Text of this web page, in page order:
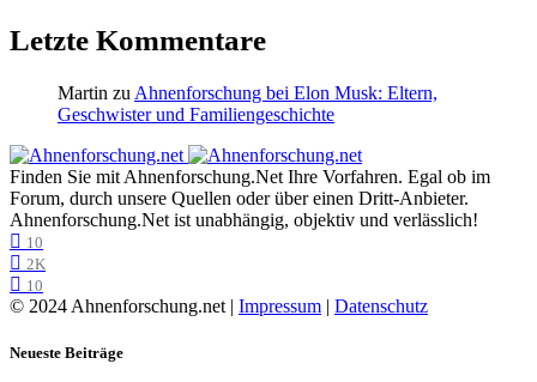
Letzte Kommentare
Martin zu Ahnenforschung bei Elon Musk: Eltern,
Geschwister und Familiengeschichte
Finden Sie mit Ahnenforschung.Net Ihre Vorfahren. Egal ob im
Forum, durch unsere Quellen oder über einen Dritt-Anbieter.
Ahnenforschung.Net ist unabhängig, objektiv und verlässlich!
10
2K
10
© 2024 Ahnenforschung.net | Impressum | Datenschutz
Neueste Beiträge